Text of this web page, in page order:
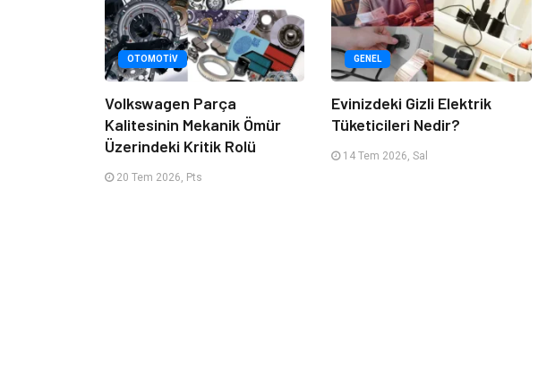
OTOMOTIV
Volkswagen Parça
Kalitesinin Mekanik Ömür
Üzerindeki Kritik Rolü
20 Tem 2026, Pts
GENEL
Evinizdeki Gizli Elektrik
Tüketicileri Nedir?
14 Tem 2026, Sal